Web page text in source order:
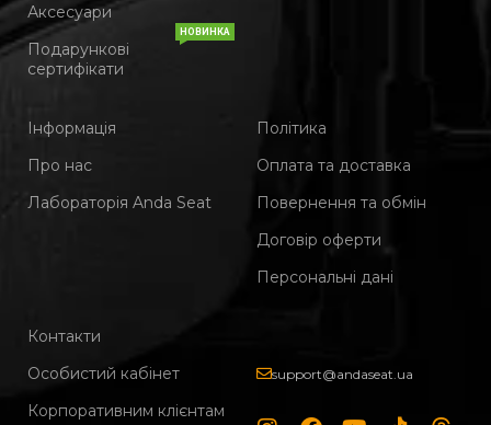
Аксесуари
Подарункові
сертифікати
НОВИНКА
Інформація
Про нас
Лабораторія Anda Seat
Політика
Оплата та доставка
Повернення та обмін
Договір оферти
Персональні дані
Контакти
Особистий кабінет
Корпоративним клієнтам
support@andaseat.ua